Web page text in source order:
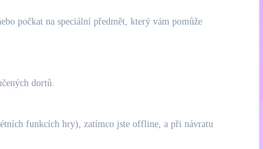
počkat na speciální předmět, který vám pomůže
dortů.
funkcích hry), zatímco jste offline, a při návratu